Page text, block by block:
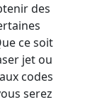
des
ce soit
jet ou
codes
serez